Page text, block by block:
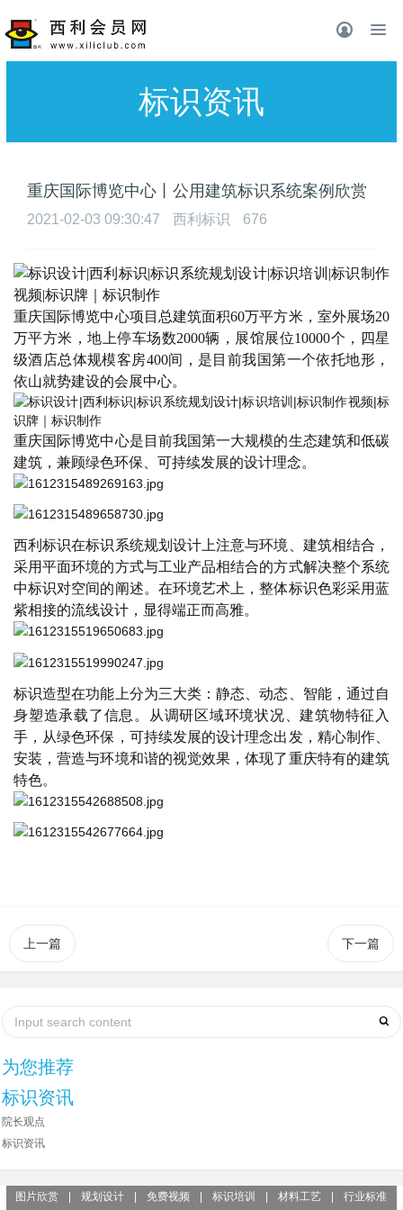
标识资讯
重庆国际博览中心丨公用建筑标识系统案例欣赏
2021-02-03 09:30:47 西利标识 676
重庆国际博览中心项目总建筑面积60万平方米，室外展场20
万平方米，地上停车场数2000辆，展馆展位10000个，四星
级酒店总体规模客房400间，是目前我国第一个依托地形，
依山就势建设的会展中心。
重庆国际博览中心是目前我国第一大规模的生态建筑和低碳
建筑，兼顾绿色环保、可持续发展的设计理念。
西利标识在标识系统规划设计上注意与环境、建筑相结合，
采用平面环境的方式与工业产品相结合的方式解决整个系统
中标识对空间的阐述。在环境艺术上，整体标识色彩采用蓝
紫相接的流线设计，显得端正而高雅。
标识造型在功能上分为三大类：静态、动态、智能，通过自
身塑造承载了信息。从调研区域环境状况、建筑物特征入
手，从绿色环保，可持续发展的设计理念出发，精心制作、
安装，营造与环境和谐的视觉效果，体现了重庆特有的建筑
特色。
上一篇 下一篇
为您推荐
标识资讯
院长观点
标识资讯
图片欣赏 规划设计 免费视频 标识培训 材料工艺 行业标准